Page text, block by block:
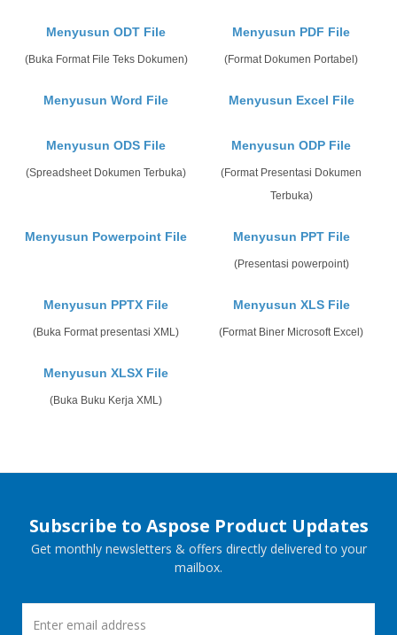
Menyusun ODT File
(Buka Format File Teks Dokumen)
Menyusun PDF File
(Format Dokumen Portabel)
Menyusun Word File Menyusun Excel File
Menyusun ODS File
(Spreadsheet Dokumen Terbuka)
Menyusun ODP File
(Format Presentasi Dokumen
Terbuka)
Menyusun Powerpoint File Menyusun PPT File
(Presentasi powerpoint)
Menyusun PPTX File
(Buka Format presentasi XML)
Menyusun XLS File
(Format Biner Microsoft Excel)
Menyusun XLSX File
(Buka Buku Kerja XML)
Subscribe to Aspose Product Updates
Get monthly newsletters & offers directly delivered to your
mailbox.